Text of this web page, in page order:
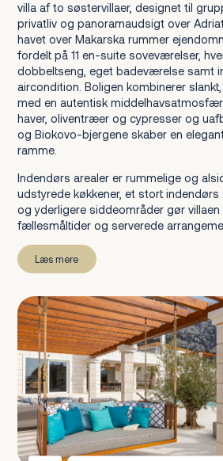
villa af to søstervillaer, designet til
privatliv og panoramaudsigt over
havet over Makarska rummer
fordelt på 11 en-suite soveværelser,
dobbeltseng, eget badeværelse samt
aircondition. Boligen kombinerer
med en autentisk
haver, oliventræer og cypresser og
og Biokovo-bjergene skaber en
ramme.
Indendørs arealer er rummelige og
udstyrede køkkener, et stort
og yderligere siddeområder gør
fællesmåltider og serverede
Læs mere